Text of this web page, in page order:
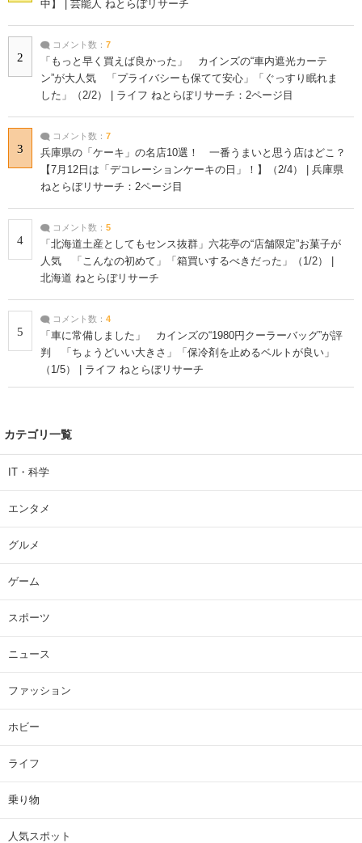
中】 | 芸能人 ねとらぼリサーチ
2
コメント数： 7
「もっと早く買えば良かった」 カインズの“車内遮光カーテ
ン”が大人気 「プライバシーも保てて安心」「ぐっすり眠れま
した」（2/2） | ライフ ねとらぼリサーチ：2ページ目
3
コメント数： 7
兵庫県の「ケーキ」の名店10選！ 一番うまいと思う店はどこ？
【7月12日は「デコレーションケーキの日」！】（2/4） | 兵庫県
ねとらぼリサーチ：2ページ目
4
コメント数： 5
「北海道土産としてもセンス抜群」六花亭の“店舗限定”お菓子が
人気 「こんなの初めて」「箱買いするべきだった」（1/2） |
北海道 ねとらぼリサーチ
5
コメント数： 4
「車に常備しました」 カインズの“1980円クーラーバッグ”が評
判 「ちょうどいい大きさ」「保冷剤を止めるベルトが良い」
（1/5） | ライフ ねとらぼリサーチ
カテゴリ一覧
IT・科学
エンタメ
グルメ
ゲーム
スポーツ
ニュース
ファッション
ホビー
ライフ
乗り物
人気スポット